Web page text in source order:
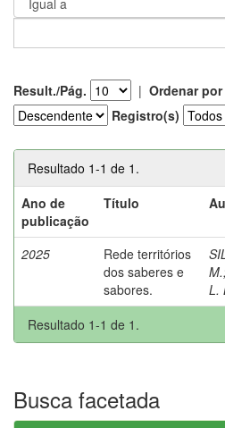
Result./Pág. | Ordenar por
Registro(s)
Resultado 1-1 de 1.
Ano de
publicação
Título
2025
Rede territórios
dos saberes e
sabores.
M.
L.
Resultado 1-1 de 1.
Busca facetada